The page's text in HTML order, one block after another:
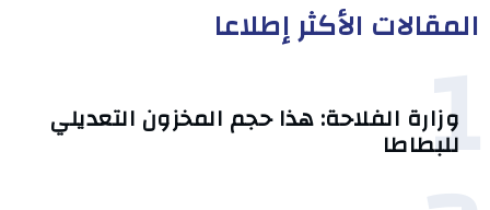
المقالات الأكثر إطلاعا
1
وزارة الفلاحة: هذا حجم المخزون التعديلي
للبطاطا